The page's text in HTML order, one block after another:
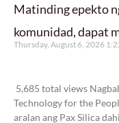
Matinding epekto
komunidad, dapat
Thursday, August 6, 2026
5,685 total views
Technology for the
aralan ang Pax Silica